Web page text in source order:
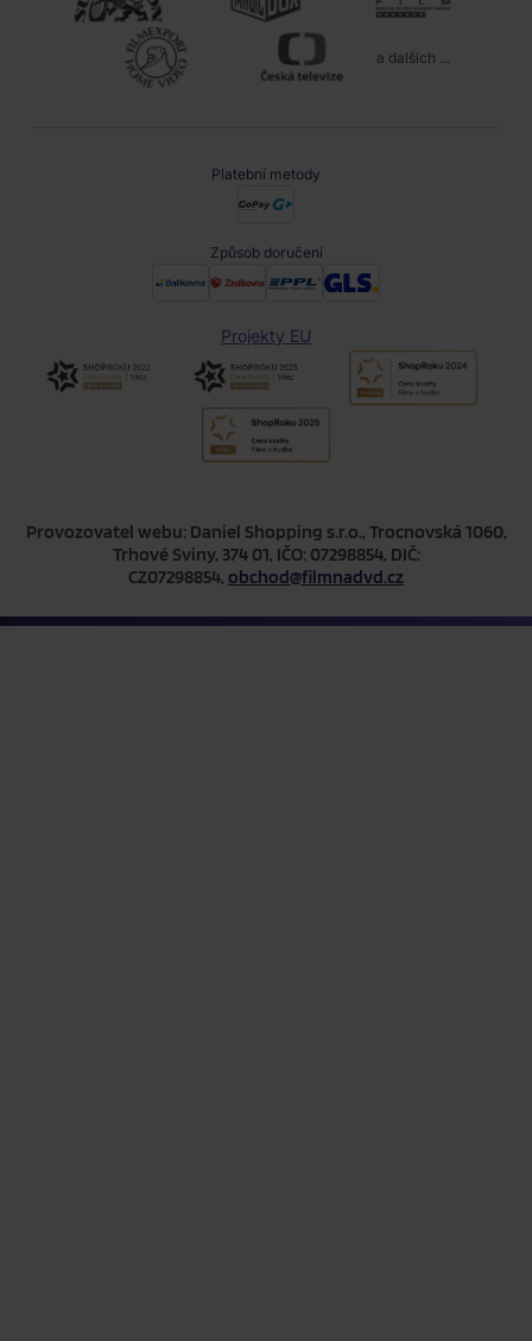
a dalších ...
Platební metody
Způsob doručení
Projekty EU
Provozovatel webu: Daniel Shopping s.r.o., Trocnovská 1060,
Trhové Sviny, 374 01, IČO: 07298854, DIČ:
CZ07298854, obchod@filmnadvd.cz